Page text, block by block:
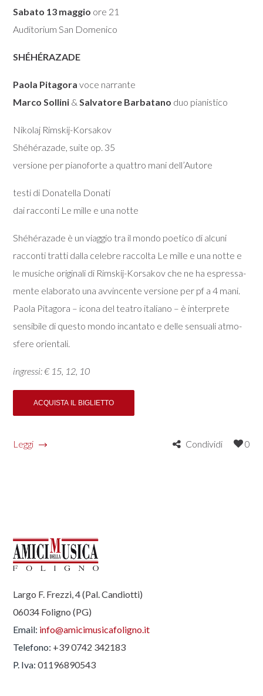
Sabato 13 maggio ore 21
Auditorium San Domenico
SHÉHÉRAZADE
Paola Pitagora voce narrante
Marco Sollini & Salvatore Barbatano duo pianistico
Nikolaj Rimskij-Korsakov
Shéhérazade, suite op. 35
versione per pianoforte a quattro mani dell’Autore
testi di Donatella Donati
dai racconti Le mille e una notte
Shéhérazade è un viaggio tra il mondo poetico di alcuni
racconti tratti dalla celebre raccolta Le mille e una notte e
le musiche originali di Rimskij-Korsakov che ne ha espressa-
mente elaborato una avvincente versione per pf a 4 mani.
Paola Pitagora – icona del teatro italiano – è interprete
sensibile di questo mondo incantato e delle sensuali atmo-
sfere orientali.
ingressi: € 15, 12, 10
Leggi Condividi 0
Largo F. Frezzi, 4 (Pal. Candiotti)
06034 Foligno (PG)
Email: info@amicimusicafoligno.it
Telefono: +39 0742 342183
P. Iva: 01196890543